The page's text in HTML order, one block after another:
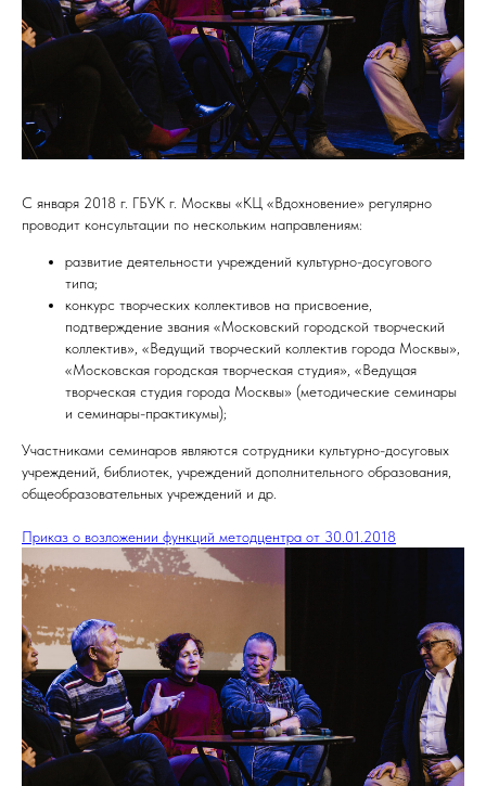
С января 2018 г. ГБУК г. Москвы «КЦ «Вдохновение» регулярно
проводит консультации по нескольким направлениям:
развитие деятельности учреждений культурно-досугового
типа;
конкурс творческих коллективов на присвоение,
подтверждение звания «Московский городской творческий
коллектив», «Ведущий творческий коллектив города Москвы»,
«Московская городская творческая студия», «Ведущая
творческая студия города Москвы» (методические семинары
и семинары-практикумы);
Участниками семинаров являются сотрудники культурно-досуговых
учреждений, библиотек, учреждений дополнительного образования,
общеобразовательных учреждений и др.
Приказ о возложении функций методцентра от 30.01.2018